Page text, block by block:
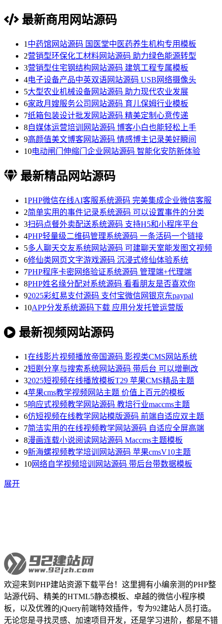
最新商用网站源码
1 中药馆网站源码 国医堂中医药养生机构专用模板
2营销型环保化工材料网站源码 助力绿色能源转型
3营销型住宅钢结构网站源码 建筑工程专属模板
4电子设备产品中英双语网站源码 USB网络摄像头
5大型农业机械设备网站源码 助力现代农业发展
6家政月嫂服务公司网站源码 育儿保姆行业模板
7纸箱包装设计批发网站源码 精美定制心意传递
8自媒体运营培训网站源码 博客小白也能轻松上手
9高颜值美文博客网站源码 情感博主记录美好瞬间
10电动闸门伸缩门企业网站源码 智能化安防新体验
最新精品网站源码
1PHP微信在线AI客服系统源码 完美集成企业微信客服
2简单实用的事件记录系统源码 可以设置事件的分类
3扫码点餐外卖配送系统源码 支持H5和小程序平台
4PHP轻量级二维码管理系统源码 一条活码一个链接
5多人聊天交友系统网站源码 可建聊天室能发图文视频
6修仙类网页文字游戏源码 沉浸式修仙体验系统
7PHP程序卡密网络验证系统源码 管理端+代理端
8PHP姓名缘分配对系统源码 看看朋友是否喜欢你
92025彩虹易支付源码 支付宝微信网银京东paypal
10APP分发系统源码下载 应用分发托管运营版
最新视频网站源码
1在线影片视频播放帝国源码 影视类CMS网站系统
2短剧分享与搜索系统网站源码 带后台 可以增删改
32025短视频在线播放模板T29 苹果CMS精品主题
4苹果cms教学视频网站主题 价值上百元的模板
5响应式视频教学网站源码 教培行业maccms主题
6仿短视频在线教学网站模版源码 前端自适应双主题
7简洁实用的在线视频教学网站源码 自适应全屏高端
8漫画连载小说阅读网站源码 Maccms主题模板
9新海螺视频教学培训网站源码 苹果cmsV10主题
10网络自学视频培训网站源码 带后台带数据模板
展开
欢迎来到PHP建站资源下载平台！这里拥有小编亲测的PHP整
站源代码、精美的HTML5静态模板、卓越的微信小程序模
板，以及优雅的jQuery前端特效插件，专为92建站人员打造。
无论您是寻找灵感、加速项目开发，还是学习进阶，都是不错